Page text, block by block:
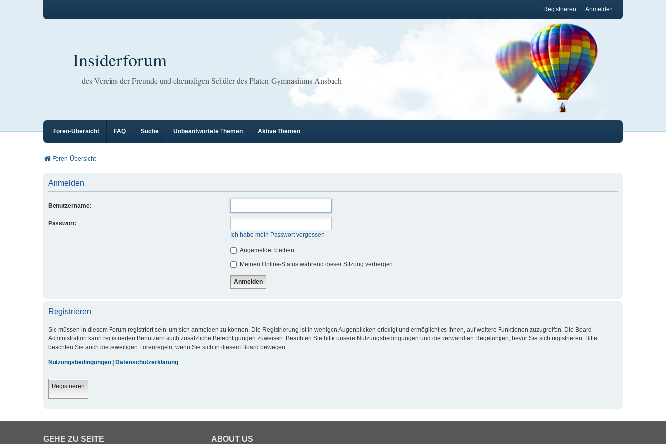
Anmelden
Registrieren
Insiderforum
des Vereins der Freunde und ehemaligen Schüler des Platen-Gymnasiums Ansbach
Foren-Übersicht FAQ Suche Unbeantwortete Themen Aktive Themen
Foren-Übersicht
Anmelden
Benutzername:
Passwort:
Ich habe mein Passwort vergessen
Angemeldet bleiben
Meinen Online-Status während dieser Sitzung verbergen
Registrieren
Sie müssen in diesem Forum registriert sein, um sich anmelden zu können. Die Registrierung ist in wenigen Augenblicken erledigt und ermöglicht es Ihnen, auf weitere Funktionen zuzugreifen. Die Board-
Administration kann registrierten Benutzern auch zusätzliche Berechtigungen zuweisen. Beachten Sie bitte unsere Nutzungsbedingungen und die verwandten Regelungen, bevor Sie sich registrieren. Bitte
beachten Sie auch die jeweiligen Forenregeln, wenn Sie sich in diesem Board bewegen.
Nutzungsbedingungen Datenschutzerklärung
Registrieren
GEHE ZU SEITE ABOUT US